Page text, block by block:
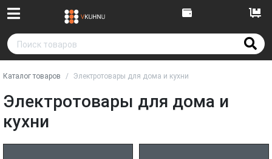
Каталог товаров Электротовары для дома и кухни
Электротовары для дома и
кухни